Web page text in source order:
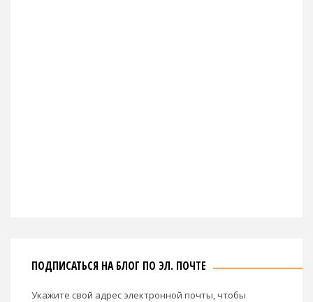
ПОДПИСАТЬСЯ НА БЛОГ ПО ЭЛ. ПОЧТЕ
Укажите свой адрес электронной почты, чтобы